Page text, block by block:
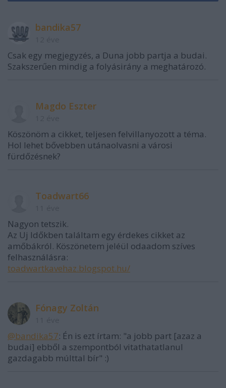
bandika57
Csak egy megjegyzés, a Duna jobb partja a budai.
Szakszerűen mindig a folyásirány a meghatározó.
Magdo Eszter
Köszönöm a cikket, teljesen felvillanyozott a téma.
Hol lehet bővebben utánaolvasni a városi
fürdőzésnek?
Toadwart66
Nagyon tetszik.
Az Uj Időkben találtam egy érdekes cikket az
amőbákról. Köszönetem jeléül odaadom szíves
felhasználásra:
toadwartkavehaz.blogspot.hu/
Fónagy Zoltán
@bandika57: Én is ezt írtam: "a jobb part [azaz a
budai] ebből a szempontból vitathatatlanul
gazdagabb múlttal bír" :)